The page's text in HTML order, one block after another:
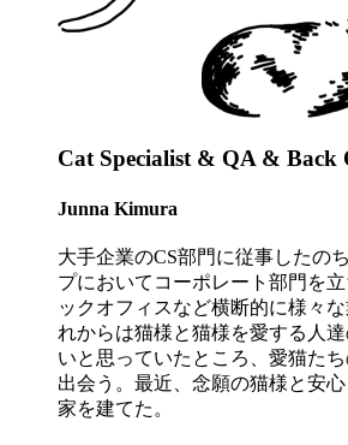
Cat Specialist & QA & Back
Junna Kimura
大手企業のCS部門に従事したの
プにおいてコーポレート部門を
ックオフィスなど横断的に様々
れからは猫様と猫様を愛する人
いと思っていたところ、愛猫た
出会う。最近、念願の猫様と安
家を建てた。